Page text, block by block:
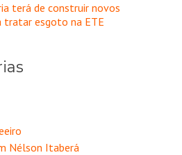
terá de construir novos
tratar esgoto na ETE
Nélson Itaberá